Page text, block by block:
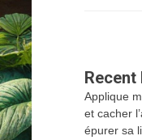
Recent
Applique
et cacher
épurer sa